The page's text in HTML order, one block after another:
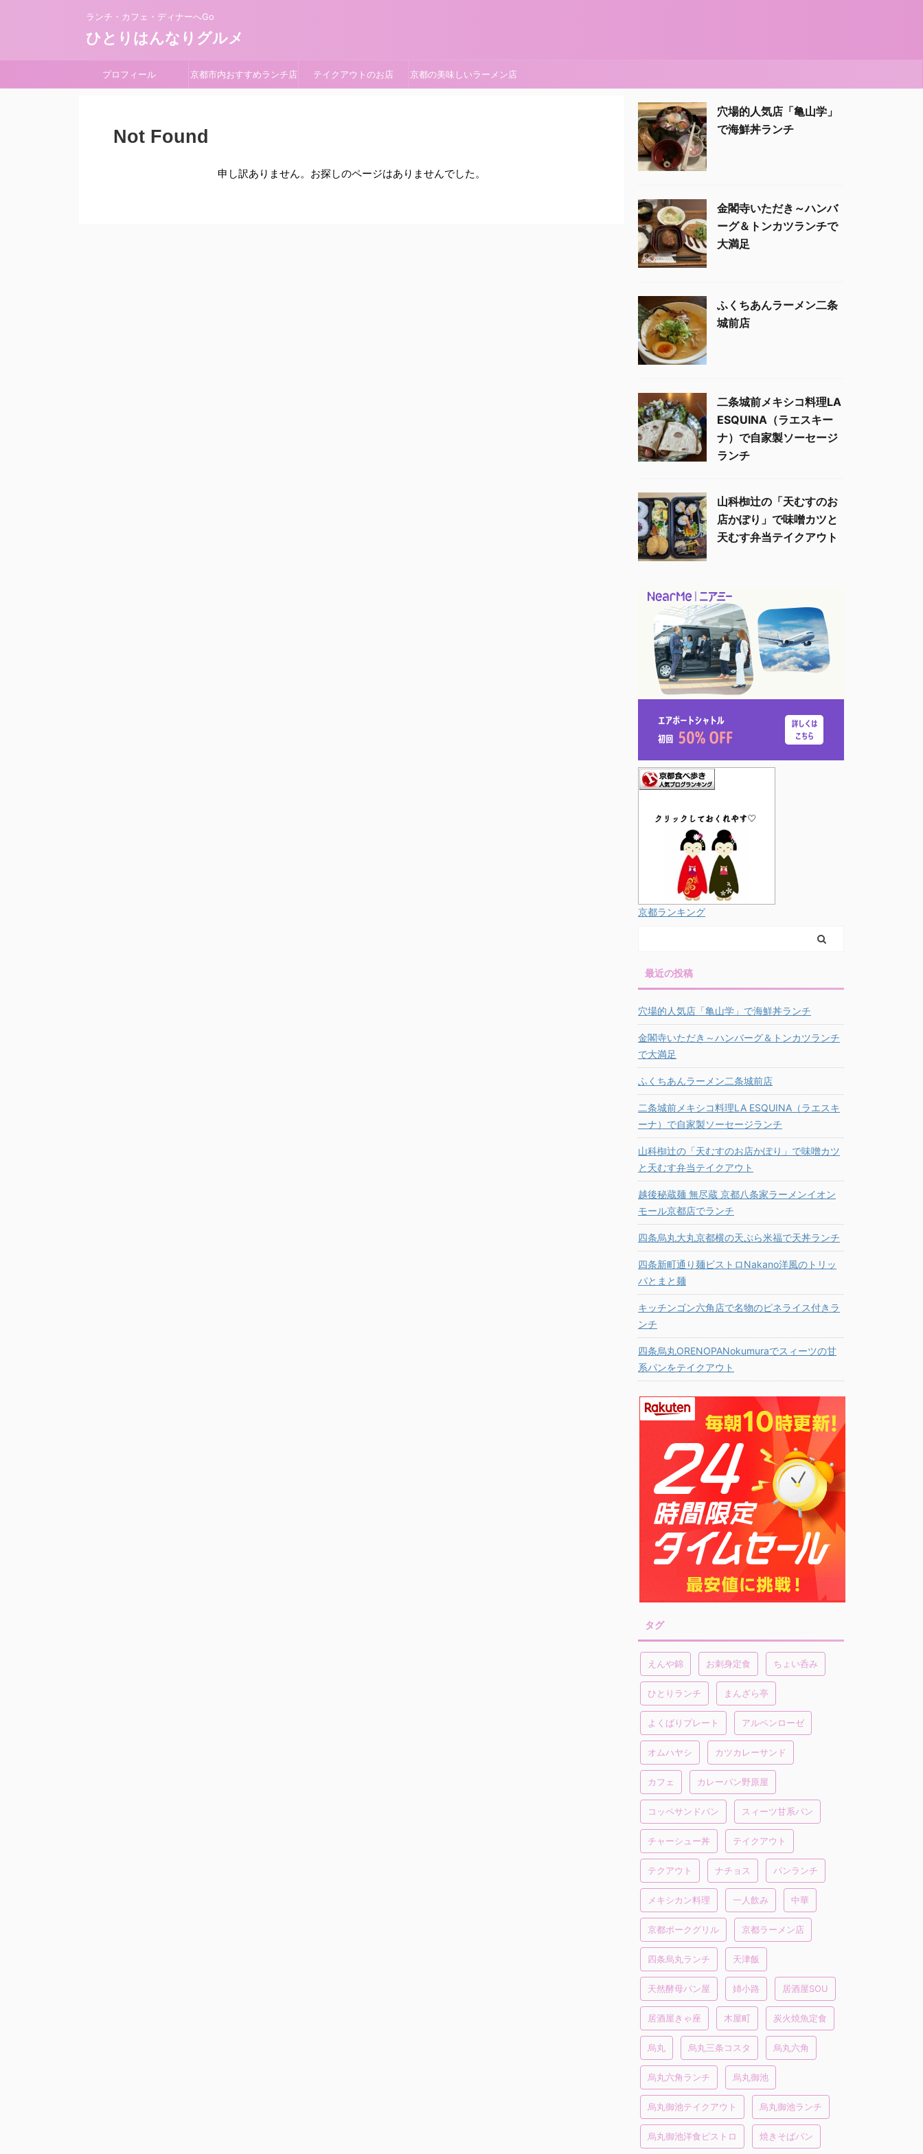
ランチ・カフェ・ディナーへGo
ひとりはんなりグルメ
プロフィール 京都市内おすすめランチ店 テイクアウトのお店 京都の美味しいラーメン店
Not Found
申し訳ありません。お探しのページはありませんでした。
穴場的人気店「亀山学」
で海鮮丼ランチ
金閣寺いただき～ハンバ
ーグ＆トンカツランチで
大満足
ふくちあんラーメン二条
城前店
二条城前メキシコ料理LA
ESQUINA（ラエスキー
ナ）で自家製ソーセージ
ランチ
山科椥辻の「天むすのお
店かぽり」で味噌カツと
天むす弁当テイクアウト
京都ランキング
最近の投稿
穴場的人気店「亀山学」で海鮮丼ランチ
金閣寺いただき～ハンバーグ＆トンカツランチ
で大満足
ふくちあんラーメン二条城前店
二条城前メキシコ料理LA ESQUINA（ラエスキ
ーナ）で自家製ソーセージランチ
山科椥辻の「天むすのお店かぽり」で味噌カツ
と天むす弁当テイクアウト
越後秘蔵麺 無尽蔵 京都八条家ラーメンイオン
モール京都店でランチ
四条烏丸大丸京都横の天ぷら米福で天丼ランチ
四条新町通り麺ビストロNakano洋風のトリッ
パとまと麺
キッチンゴン六角店で名物のピネライス付きラ
ンチ
四条烏丸ORENOPANokumuraでスィーツの甘
系パンをテイクアウト
タグ
えんや錦 お刺身定食 ちょい呑み
ひとりランチ まんざら亭
よくばりプレート アルペンローゼ
オムハヤシ カツカレーサンド
カフェ カレーパン野原屋
コッペサンドパン スィーツ甘系パン
チャーシュー丼 テイクアウト
テクアウト ナチョス パンランチ
メキシカン料理 一人飲み 中華
京都ポークグリル 京都ラーメン店
四条烏丸ランチ 天津飯
天然酵母パン屋 姉小路 居酒屋SOU
居酒屋きゃ座 木屋町 炭火焼魚定食
烏丸 烏丸三条コスタ 烏丸六角
烏丸六角ランチ 烏丸御池
烏丸御池テイクアウト 烏丸御池ランチ
烏丸御池洋食ビストロ 焼きそばパン